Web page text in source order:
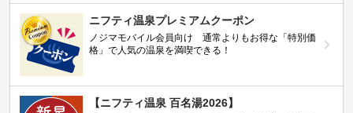
ニフティ温泉プレミアムクーポン
ノジマモバイル会員向け 通常よりもお得な「特別価
格」で人気の温泉を満喫できる！
【ニフティ温泉 百名湯2026】